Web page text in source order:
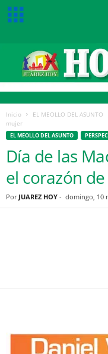
Inicio EL MEOLLO DEL ASUNTO
mujer
EL MEOLLO DEL ASUNTO
Día de las
el corazón
Por JUAREZ HOY - domingo, 10